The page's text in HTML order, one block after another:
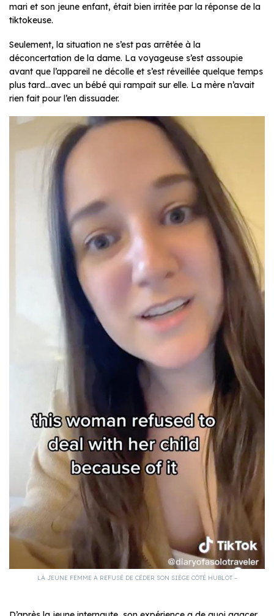
mari et son jeune enfant, était bien irritée par la réponse de la
tiktokeuse.
Seulement, la situation ne s’est pas arrêtée à la
déconcertation de la dame. La voyageuse s’est assoupie
avant que l’appareil ne décolle et s’est réveillée quelque temps
plus tard…avec un bébé qui rampait sur elle. La mère n’avait
rien fait pour l’en dissuader.
LA JEUNE FEMME A REFUSÉ DE CÉDER SON SIÈGE CÔTÉ HUBLOT –